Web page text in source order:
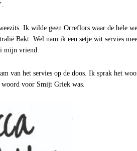
Ik wilde geen Orreflors waar de hele
Bakt. Wel nam ik een setje wit servies
mijn vriend.
van het servies op de doos. Ik sprak het
voor Smijt Griek was.